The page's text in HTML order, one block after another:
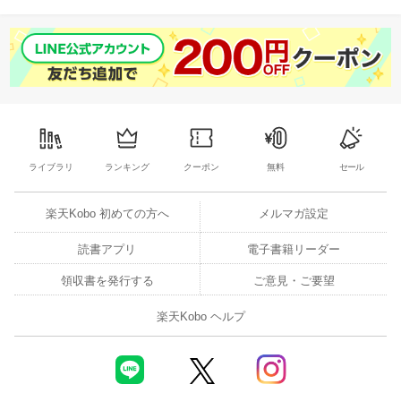
ライブラリ ランキング クーポン 無料 セール
楽天Kobo 初めての方へ メルマガ設定
読書アプリ 電子書籍リーダー
領収書を発行する ご意見・ご要望
楽天Kobo ヘルプ